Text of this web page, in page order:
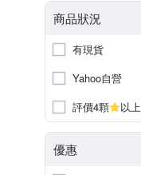
商品狀況
有現貨
Yahoo自營
評價4顆
以上
優惠